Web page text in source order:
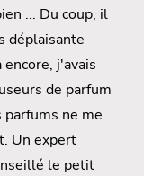
... Du coup, il
déplaisante
j'avais
de parfum
ne me
Un expert
le petit